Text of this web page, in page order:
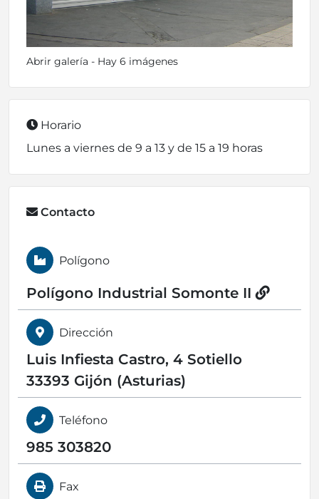
Abrir galería - Hay 6 imágenes
Horario
Lunes a viernes de 9 a 13 y de 15 a 19 horas
Contacto
Polígono
Polígono Industrial Somonte II
Dirección
Luis Infiesta Castro, 4 Sotiello
33393 Gijón (Asturias)
Teléfono
985 303820
Fax